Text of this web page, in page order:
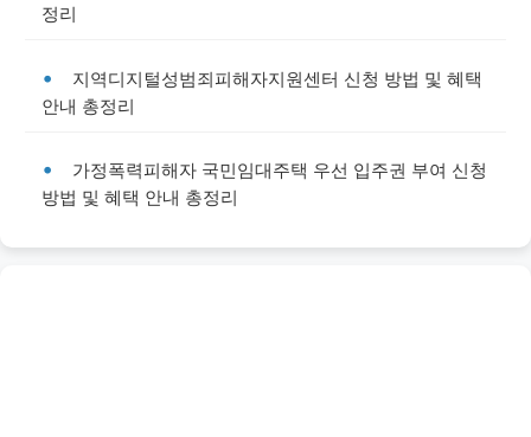
정리
지역디지털성범죄피해자지원센터 신청 방법 및 혜택
안내 총정리
가정폭력피해자 국민임대주택 우선 입주권 부여 신청
방법 및 혜택 안내 총정리